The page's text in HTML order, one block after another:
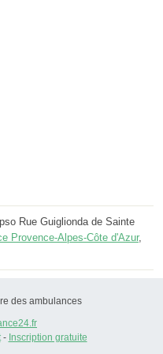
Rue Guiglionda de Sainte
Provence-Alpes-Côte d'Azur,
des ambulances
- Inscription gratuite